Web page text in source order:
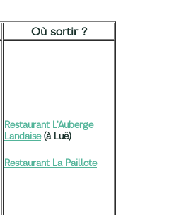
Où sortir ?
Restaurant L'Auberge
Landaise(à Luë)
Restaurant La Paillote